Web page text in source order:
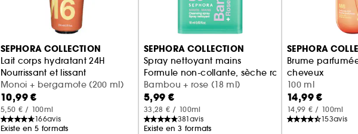
SEPHORA COLLECTION
Lait corps hydratant 24H
Nourrissant et lissant
Monoi + bergamote (200 ml)
10,99 €
5,50 € / 100ml
166avis
Existe en 5 formats
SEPHORA COLLECTION
Spray nettoyant mains
Formule non-collante, sèche rapidement
Bambou + rose (18 ml)
5,99 €
33,28 € / 100ml
381avis
Existe en 3 formats
SEPHORA
Brume
cheveux
Monoi +
100 ml
14,99 €
14,99 € / 100ml
153avis